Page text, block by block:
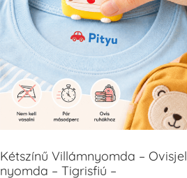
Kétszínű Villámnyomda – Ovisjel
nyomda – Tigrisfiú –